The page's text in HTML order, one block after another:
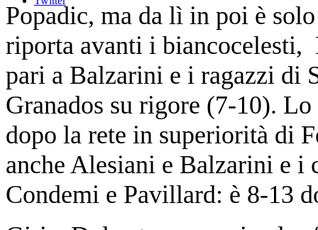
Popadic, ma da lì in poi è
riporta avanti i
pari a Balzarini e i ragazzi di
Granados su rigore (7-10).
dopo la rete in superiorità di
anche Alesiani e Balzarini e i
Condemi e Pavillard: è 8-13